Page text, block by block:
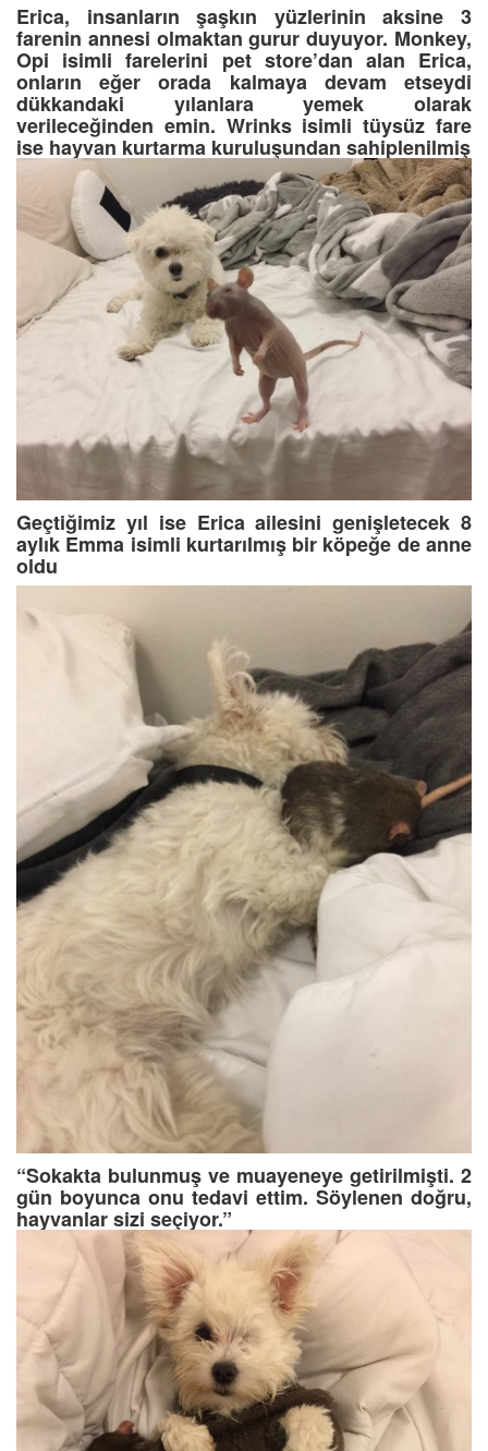
Erica, insanların şaşkın yüzlerinin aksine 3
farenin annesi olmaktan gurur duyuyor. Monkey,
Opi isimli farelerini pet store’dan alan Erica,
onların eğer orada kalmaya devam etseydi
dükkandaki yılanlara yemek olarak
verileceğinden emin. Wrinks isimli tüysüz fare
ise hayvan kurtarma kuruluşundan sahiplenilmiş
Geçtiğimiz yıl ise Erica ailesini genişletecek 8
aylık Emma isimli kurtarılmış bir köpeğe de anne
oldu
“Sokakta bulunmuş ve muayeneye getirilmişti. 2
gün boyunca onu tedavi ettim. Söylenen doğru,
hayvanlar sizi seçiyor.”